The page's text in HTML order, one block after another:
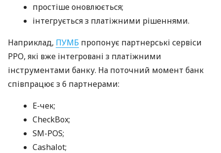
простіше оновлюється;
інтегрується з платіжними рішеннями.
Наприклад, ПУМБ пропонує партнерські сервіси
РРО, які вже інтегровані з платіжними
інструментами банку. На поточний момент банк
співпрацює з 6 партнерами:
E-чек;
CheckBox;
SM-POS;
Cashalot;